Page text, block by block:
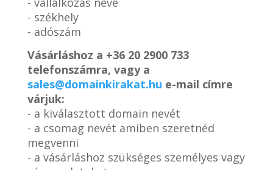
- székhely
- adószám
Vásárláshoz a +36 20 2900 733
telefonszámra, vagy a
sales@domainkirakat.hu e-mail címre
várjuk:
- a kiválasztott domain nevét
- a csomag nevét amiben szeretnéd
megvenni
- a vásárláshoz szükséges személyes vagy